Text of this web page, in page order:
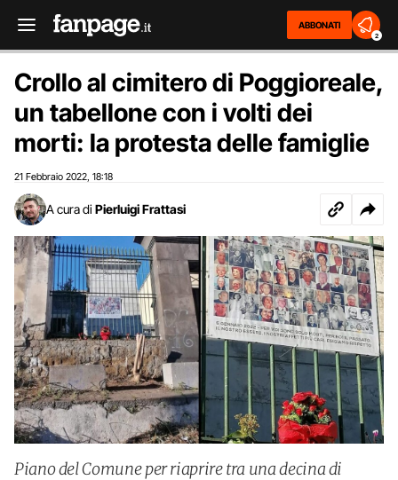
ABBONATI
2
Crollo al cimitero di Poggioreale,
un tabellone con i volti dei
morti: la protesta delle famiglie
21 Febbraio 2022 18:18
A cura di Pierluigi Frattasi
Piano del Comune per riaprire tra una decina di